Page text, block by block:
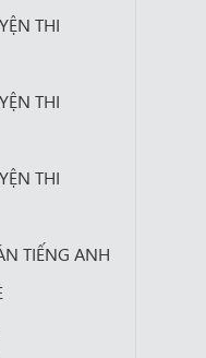
THI
THI
THI
TIẾNG ANH